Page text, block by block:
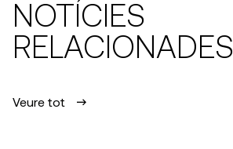
NOTÍCIES
RELACIONADES
Veure tot